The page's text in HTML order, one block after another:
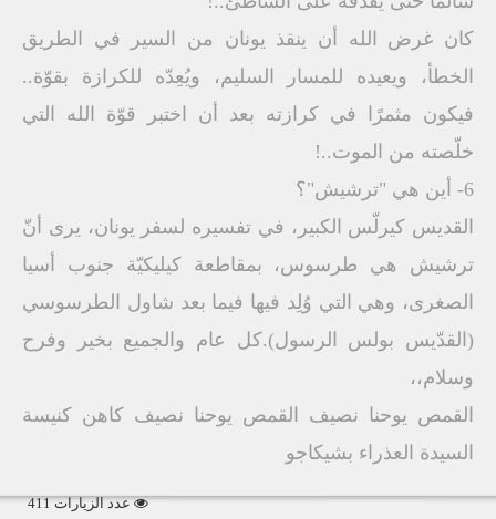
كان غرض الله أن ينقذ يونان من السير في الطريق
الخطأ، ويعيده للمسار السليم، ويُعِدّه للكرازة بقوّة..
فيكون مثمرًا في كرازته بعد أن اختبر قوّة الله التي
خلّصته من الموت..!
6- أين هي "ترشيش"؟
القديس كيرلّس الكبير، في تفسيره لسفر يونان، يرى أنّ
ترشيش هي طرسوس، بمقاطعة كيليكيّة جنوب أسيا
الصغرى، وهي التي وُلِد فيها فيما بعد شاول الطرسوسي
(القدّيس بولس الرسول).كل عام والجميع بخير وفرح
وسلام،،
القمص يوحنا نصيف القمص يوحنا نصيف كاهن كنيسة
السيدة العذراء بشيكاجو
عدد الزيارات 411